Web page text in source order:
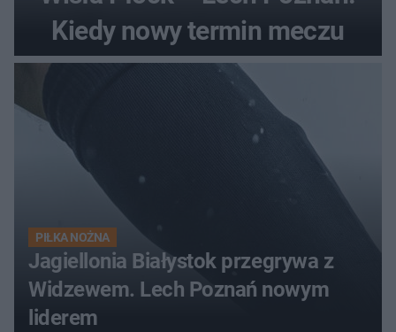
Kiedy nowy termin meczu
PIŁKA NOŻNA
Jagiellonia Białystok przegrywa z
Widzewem. Lech Poznań nowym
liderem